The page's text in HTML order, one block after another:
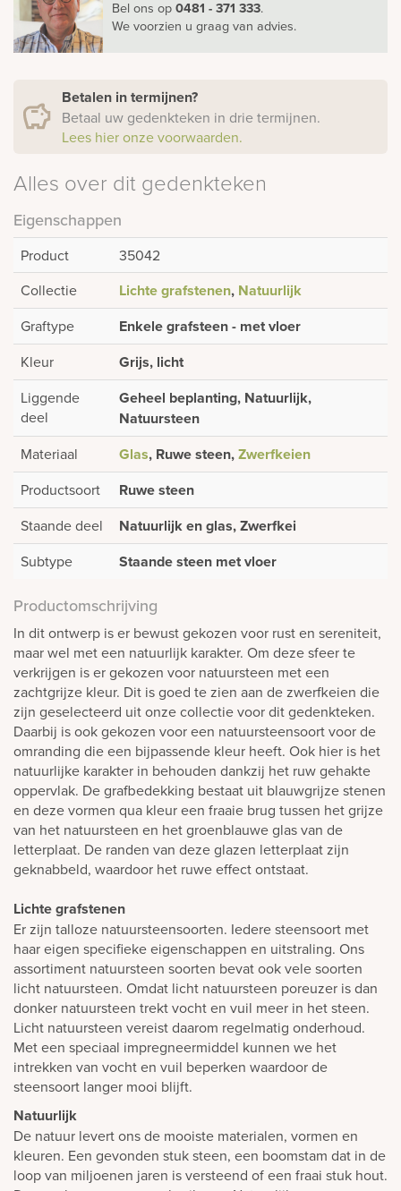
Bel ons op0481 - 371 333.
We voorzien u graag van advies.
Betalen in termijnen?
Betaal uw gedenkteken in drie termijnen.
Lees hier onze voorwaarden.
Alles over dit gedenkteken
Eigenschappen
Product
35042
Collectie
Lichte grafstenen, Natuurlijk
Graftype Enkele grafsteen - met vloer
Kleur Grijs, licht
Liggende
deel
Geheel beplanting, Natuurlijk,
Natuursteen
Materiaal Glas, Ruwe steen,Zwerfkeien
Productsoort Ruwe steen
Staande deel Natuurlijk en glas, Zwerfkei
Subtype Staande steen met vloer
Productomschrijving
In dit ontwerp is er bewust gekozen voor rust en sereniteit,
maar wel met een natuurlijk karakter. Om deze sfeer te
verkrijgen is er gekozen voor natuursteen met een
zachtgrijze kleur. Dit is goed te zien aan de zwerfkeien die
zijn geselecteerd uit onze collectie voor dit gedenkteken.
Daarbij is ook gekozen voor een natuursteensoort voor de
omranding die een bijpassende kleur heeft. Ook hier is het
natuurlijke karakter in behouden dankzij het ruw gehakte
oppervlak. De grafbedekking bestaat uit blauwgrijze stenen
en deze vormen qua kleur een fraaie brug tussen het grijze
van het natuursteen en het groenblauwe glas van de
letterplaat. De randen van deze glazen letterplaat zijn
geknabbeld, waardoor het ruwe effect ontstaat.
Lichte grafstenen
Er zijn talloze natuursteensoorten. Iedere steensoort met
haar eigen specifieke eigenschappen en uitstraling. Ons
assortiment natuursteen soorten bevat ook vele soorten
licht natuursteen. Omdat licht natuursteen poreuzer is dan
donker natuursteen trekt vocht en vuil meer in het steen.
Licht natuursteen vereist daarom regelmatig onderhoud.
Met een speciaal impregneermiddel kunnen we het
intrekken van vocht en vuil beperken waardoor de
steensoort langer mooi blijft.
Natuurlijk
De natuur levert ons de mooiste materialen, vormen en
kleuren. Een gevonden stuk steen, een boomstam dat in de
loop van miljoenen jaren is versteend of een fraai stuk hout.